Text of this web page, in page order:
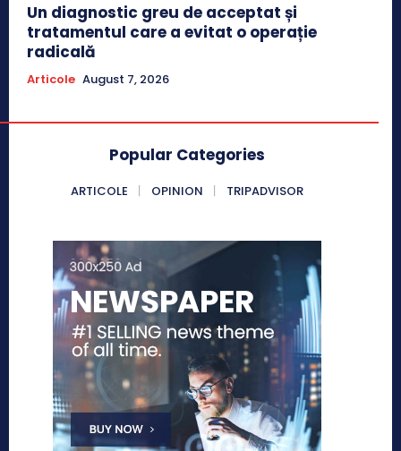
Un diagnostic greu de acceptat și
tratamentul care a evitat o operație
radicală
Articole August 7, 2026
Popular Categories
ARTICOLE OPINION TRIPADVISOR